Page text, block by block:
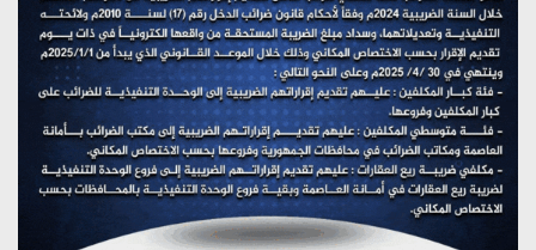
على اليمن
يوليو 27, 2026
تستمعون لبرنامج (مع السيد القائد)
يوليو 26, 2026
تستمعون لبرنامج (خبر وعلم)
يوليو 26, 2026